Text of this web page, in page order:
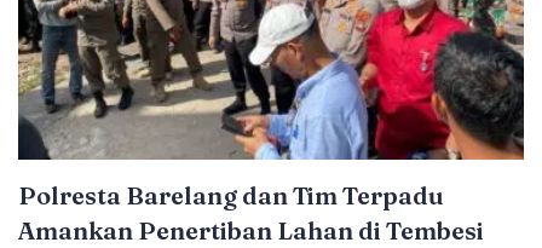
Polresta Barelang dan Tim Terpadu
Amankan Penertiban Lahan di Tembesi